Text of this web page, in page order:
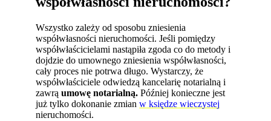
Wszystko zależy od sposobu zniesienia
współwłasności nieruchomości. Jeśli pomiędzy
współwłaścicielami nastąpiła zgoda co do metody i
dojdzie do umownego zniesienia współwłasności,
cały proces nie potrwa długo. Wystarczy, że
współwłaściciele odwiedzą kancelarię notarialną i
zawrąumowę notarialną. Później konieczne jest
już tylko dokonanie zmianw księdze wieczystej
nieruchomości.